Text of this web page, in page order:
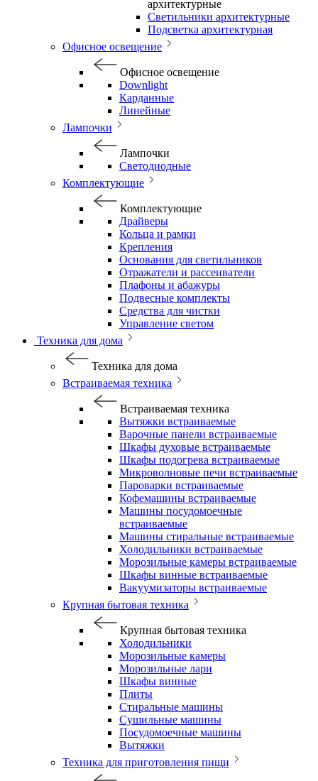
архитектурные
Светильники архитектурные
Подсветка архитектурная
Офисное освещение
Офисное освещение
Downlight
Карданные
Линейные
Лампочки
Лампочки
Светодиодные
Комплектующие
Комплектующие
Драйверы
Кольца и рамки
Крепления
Основания для светильников
Отражатели и рассеиватели
Плафоны и абажуры
Подвесные комплекты
Средства для чистки
Управление светом
Техника для дома
Техника для дома
Встраиваемая техника
Встраиваемая техника
Вытяжки встраиваемые
Варочные панели встраиваемые
Шкафы духовые встраиваемые
Шкафы подогрева встраиваемые
Микроволновые печи встраиваемые
Пароварки встраиваемые
Кофемашины встраиваемые
Машины посудомоечные
встраиваемые
Машины стиральные встраиваемые
Холодильники встраиваемые
Морозильные камеры встраиваемые
Шкафы винные встраиваемые
Вакуумизаторы встраиваемые
Крупная бытовая техника
Крупная бытовая техника
Холодильники
Морозильные камеры
Морозильные лари
Шкафы винные
Плиты
Стиральные машины
Сушильные машины
Посудомоечные машины
Вытяжки
Техника для приготовления пищи